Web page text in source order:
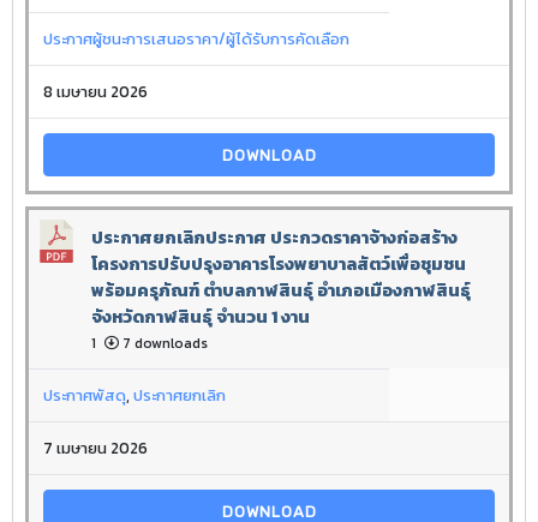
ประกาศผู้ชนะการเสนอราคา/ผู้ได้รับการคัดเลือก
8 เมษายน 2026
DOWNLOAD
ประกาศยกเลิกประกาศ ประกวดราคาจ้างก่อสร้าง
โครงการปรับปรุงอาคารโรงพยาบาลสัตว์เพื่อชุมชน
พร้อมครุภัณฑ์ ตำบลกาฬสินธุ์ อำเภอเมืองกาฬสินธุ์
จังหวัดกาฬสินธุ์ จำนวน 1 งาน
1 7 downloads
ประกาศพัสดุ,ประกาศยกเลิก
7 เมษายน 2026
DOWNLOAD